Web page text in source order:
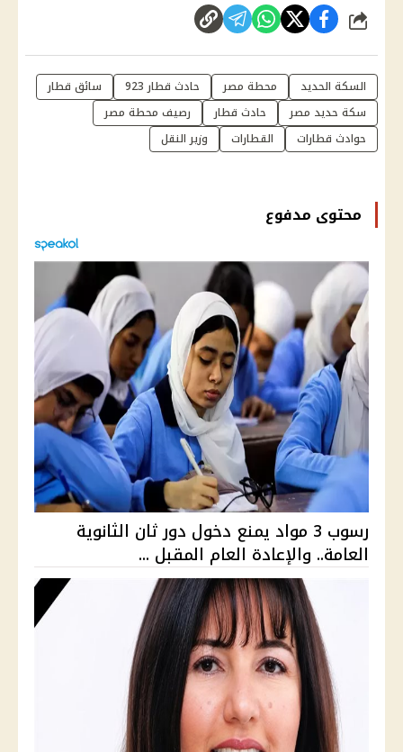
شارك
السكة الحديد محطة مصر حادث قطار 923
سائق قطار
سكة حديد مصر
حادث قطار
رصيف محطة مصر
حوادث قطارات
القطارات وزير النقل
محتوى مدفوع
رسوب 3 مواد يمنع دخول دور ثان الثانوية
العامة.. والإعادة العام المقبل ...